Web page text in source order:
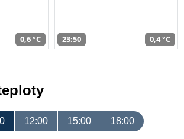
0,6 °C 23:50 0,4 °C
12:00 15:00 18:00